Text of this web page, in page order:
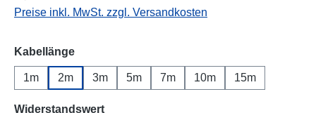
Preise inkl. MwSt. zzgl. Versandkosten
Kabellängeauswählen
1m 2m 3m 5m 7m 10m 15m
Widerstandswertauswählen